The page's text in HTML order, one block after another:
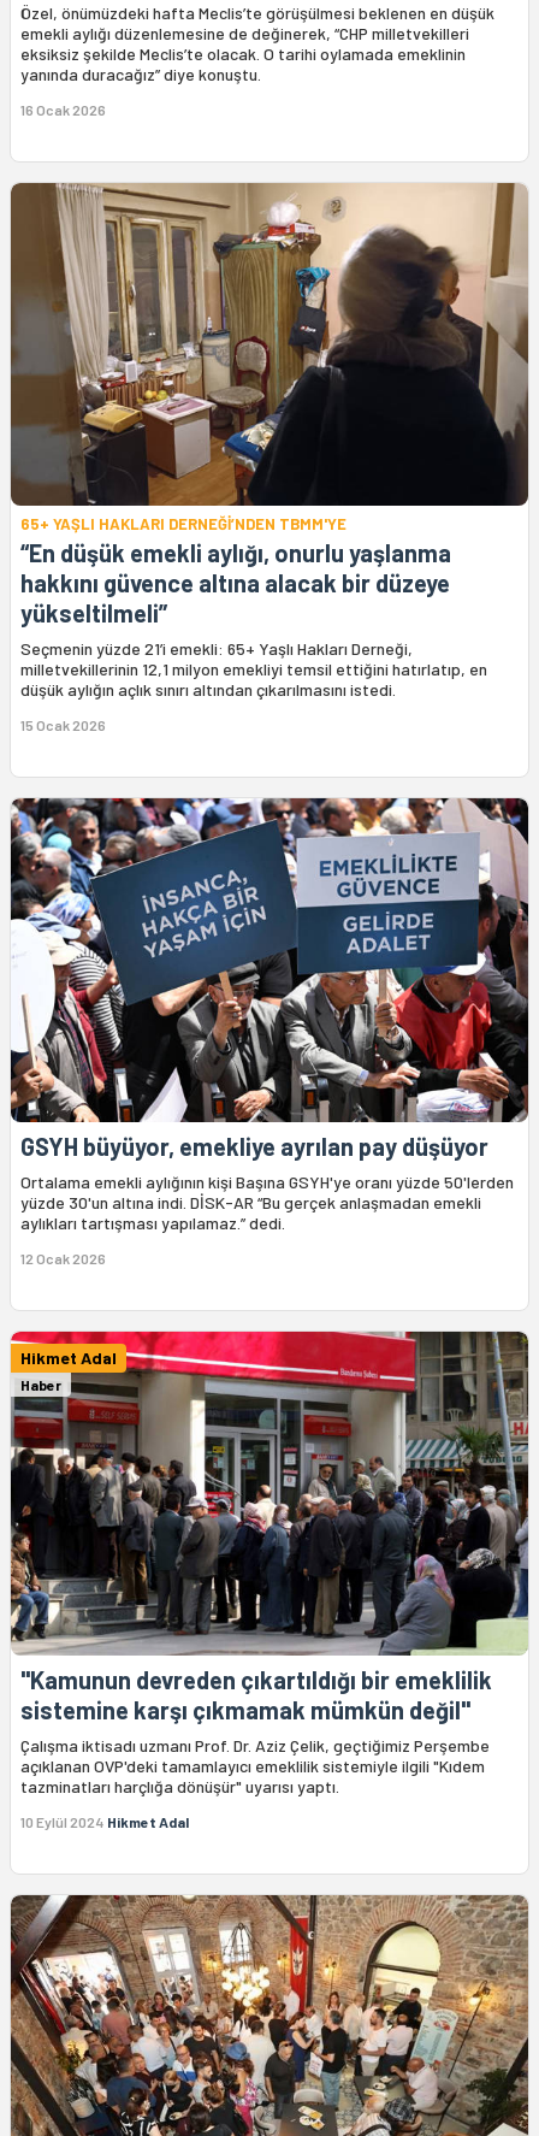
Özel, önümüzdeki hafta Meclis’te görüşülmesi beklenen en düşük
emekli aylığı düzenlemesine de değinerek, “CHP milletvekilleri
eksiksiz şekilde Meclis’te olacak. O tarihi oylamada emeklinin
yanında duracağız” diye konuştu.
16 Ocak 2026
65+ YAŞLI HAKLARI DERNEĞİ’NDEN TBMM'YE
“En düşük emekli aylığı, onurlu yaşlanma
hakkını güvence altına alacak bir düzeye
yükseltilmeli”
Seçmenin yüzde 21’i emekli: 65+ Yaşlı Hakları Derneği,
milletvekillerinin 12,1 milyon emekliyi temsil ettiğini hatırlatıp, en
düşük aylığın açlık sınırı altından çıkarılmasını istedi.
15 Ocak 2026
GSYH büyüyor, emekliye ayrılan pay düşüyor
Ortalama emekli aylığının kişi Başına GSYH'ye oranı yüzde 50'lerden
yüzde 30'un altına indi. DİSK-AR “Bu gerçek anlaşmadan emekli
aylıkları tartışması yapılamaz.” dedi.
12 Ocak 2026
Hikmet Adal
Haber
"Kamunun devreden çıkartıldığı bir emeklilik
sistemine karşı çıkmamak mümkün değil"
Çalışma iktisadı uzmanı Prof. Dr. Aziz Çelik, geçtiğimiz Perşembe
açıklanan OVP'deki tamamlayıcı emeklilik sistemiyle ilgili "Kıdem
tazminatları harçlığa dönüşür" uyarısı yaptı.
10 Eylül 2024 Hikmet Adal